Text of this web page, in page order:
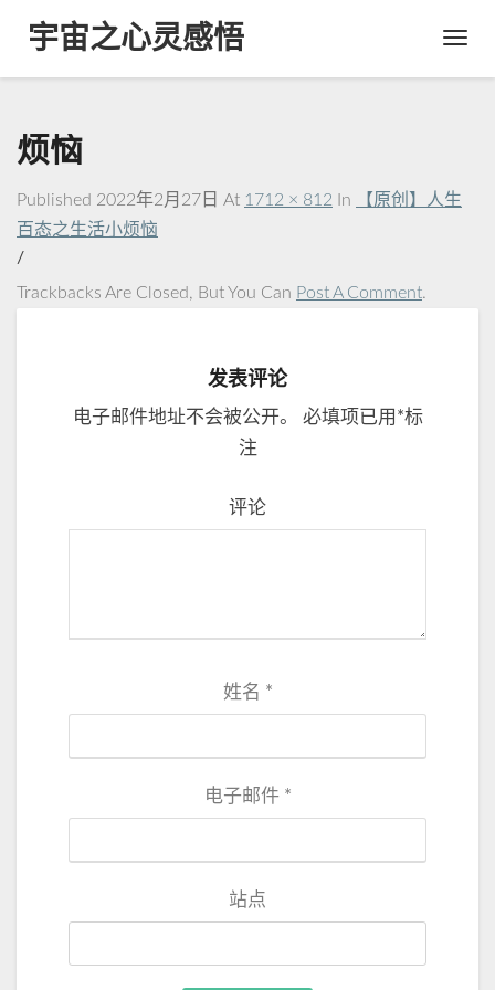
Toggle
宇宙之心灵感悟
烦恼
Published 2022年2月27日 At 1712 × 812 In
【原创】人生
百态之生活小烦恼
/
Trackbacks Are Closed, But You Can Post A Comment.
发表评论
电子邮件地址不会被公开。 必填项已用 *标
注
评论
姓名 *
电子邮件 *
站点